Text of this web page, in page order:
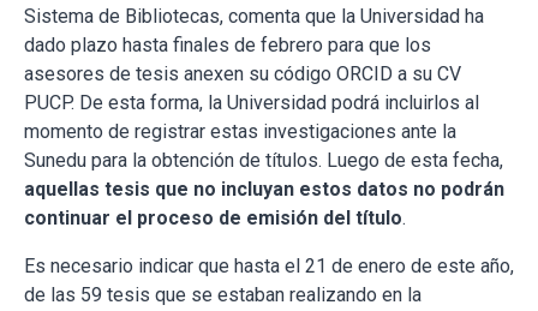
Sistema de Bibliotecas, comenta que la Universidad ha
dado plazo hasta finales de febrero para que los
asesores de tesis anexen su código ORCID a su CV
PUCP. De esta forma, la Universidad podrá incluirlos al
momento de registrar estas investigaciones ante la
Sunedu para la obtención de títulos. Luego de esta fecha,
aquellas tesis que no incluyan estos datos no podrán
continuar el proceso de emisión del título.
Es necesario indicar que hasta el 21 de enero de este año,
de las 59 tesis que se estaban realizando en la